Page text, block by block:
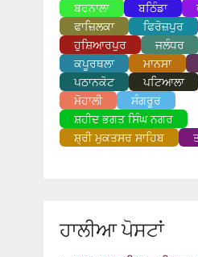
ਬਰਨਾਲਾ
ਬਠਿੰਡਾ
ਫਾਜ਼ਿਲਕਾ
ਫਿਰੋਜ਼ਪੁਰ
ਹੁਸ਼ਿਆਰਪੁਰ
ਜਲੰਧਰ
ਕਪੂਰਥਲਾ
ਮਾਨਸਾ
ਪਠਾਨਕੋਟ
ਪਟਿਆਲਾ
ਮੋਹਾਲੀ
ਸੰਗਰੂਰ
ਸ਼ਹੀਦ ਭਗਤ ਸਿੰਘ ਨਗਰ
ਸ਼੍ਰੀ ਮੁਕਤਸਰ ਸਾਹਿਬ
ਹਾਲੀਆ ਪੋਸਟਾਂ